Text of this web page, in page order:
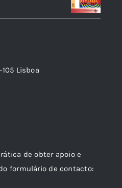
105 Lisboa
de obter apoio e
formulário de contacto: